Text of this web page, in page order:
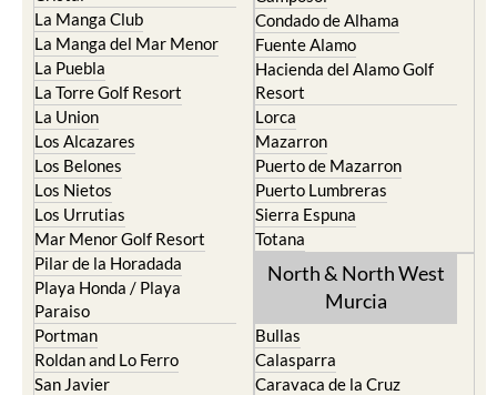
La Manga Club
La Manga del Mar Menor
La Puebla
La Torre Golf Resort
La Union
Los Alcazares
Los Belones
Los Nietos
Los Urrutias
Mar Menor Golf Resort
Pilar de la Horadada
Playa Honda / Playa
Paraiso
Portman
Roldan and Lo Ferro
San Javier
Condado de Alhama
Fuente Alamo
Hacienda del Alamo Golf
Resort
Lorca
Mazarron
Puerto de Mazarron
Puerto Lumbreras
Sierra Espuna
Totana
North & North West
Murcia
Bullas
Calasparra
Caravaca de la Cruz